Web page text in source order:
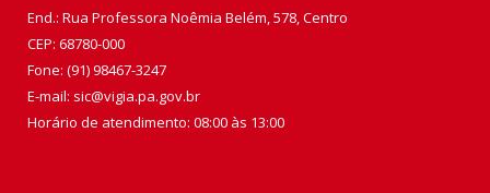
End.: Rua Professora Noêmia Belém, 578, Centro
CEP: 68780-000
Fone: (91) 98467-3247
E-mail: sic@vigia.pa.gov.br
Horário de atendimento: 08:00 às 13:00